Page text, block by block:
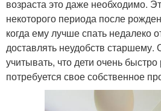
возраста это даже необходимо.
некоторого периода после
когда ему лучше спать недалеко
доставлять неудобств старшему.
учитывать, что дети очень
потребуется свое собственное